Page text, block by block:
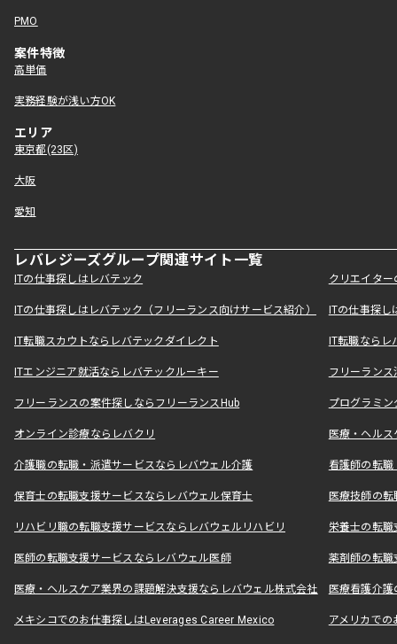
PMO
案件特徴
高単価
実務経験が浅い方OK
エリア
東京都(23区)
大阪
愛知
レバレジーズグループ関連サイト一覧
ITの仕事探しはレバテック クリエイタ
ITの仕事探しはレバテック（フリーランス向けサービス紹介） ITの仕事探
IT転職スカウトならレバテックダイレクト IT転職なら
ITエンジニア就活ならレバテックルーキー フリーラン
フリーランスの案件探しならフリーランスHub プログラミ
オンライン診療ならレバクリ 医療・ヘル
介護職の転職・派遣サービスならレバウェル介護 看護師の転
保育士の転職支援サービスならレバウェル保育士 医療技師の
リハビリ職の転職支援サービスならレバウェルリハビリ 栄養士の転
医師の転職支援サービスならレバウェル医師 薬剤師の転
医療・ヘルスケア業界の課題解決支援ならレバウェル株式会社 医療看護介
メキシコでのお仕事探しはLeverages Career Mexico アメリカで